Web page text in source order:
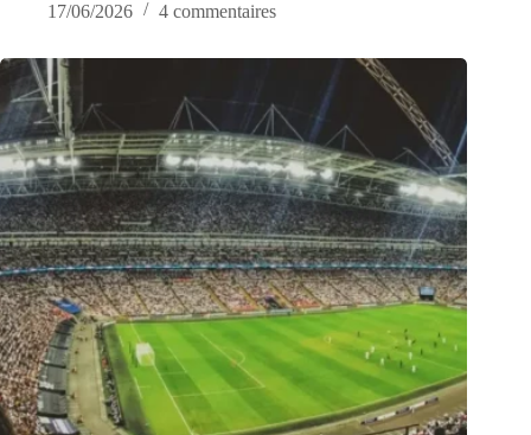
17/06/2026
4 commentaires